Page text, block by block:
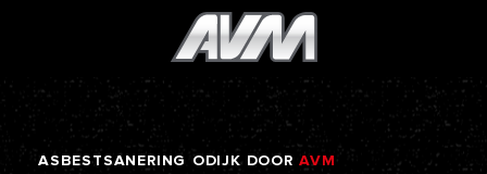
ASBESTSANERING ODIJK DOOR AVM